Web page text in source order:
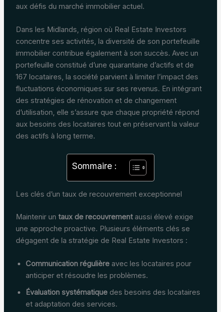
aux défis du marché immobilier actuel.
Dans les Midlands, région où Real Estate Investors
concentre ses activités, la diversité de son portefeuille
immobilier contribue également à son succès. Avec un
portefeuille constitué d’une quarantaine d’actifs et de
167 locataires, la société parvient à limiter l’impact des
fluctuations économiques sur ses revenus. En intégrant
des stratégies de rénovation et de changement
d’utilisation, elle s’assure que chaque propriété répond
aux besoins des locataires tout en préservant la valeur
des actifs à long terme.
Sommaire :
Les clés d’un taux de recouvrement exceptionnel
Maintenir un taux de recouvrementaussi élevé exige
une approche proactive. Plusieurs éléments clés se
dégagent de la stratégie de Real Estate Investors :
Communication régulièreavec les locataires pour
anticiper et résoudre les problèmes.
Évaluation systématiquedes besoins des locataires
et adaptation des services.